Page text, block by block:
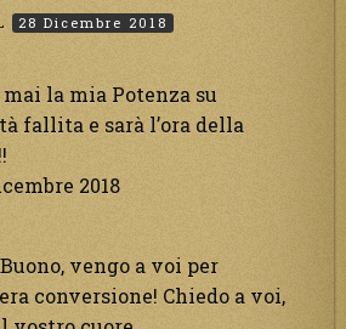
28 Dicembre 2018
la mia Potenza su
fallita e sarà l’ora della
2018
vengo a voi per
conversione! Chiedo a voi,